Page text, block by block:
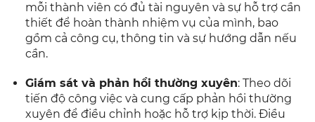
mỗi thành viên có đủ tài nguyên và sự hỗ trợ cần
thiết để hoàn thành nhiệm vụ của mình, bao
gồm cả công cụ, thông tin và sự hướng dẫn nếu
cần.
Giám sát và phản hồi thường xuyên: Theo dõi
tiến độ công việc và cung cấp phản hồi thường
xuyên để điều chỉnh hoặc hỗ trợ kịp thời. Điều